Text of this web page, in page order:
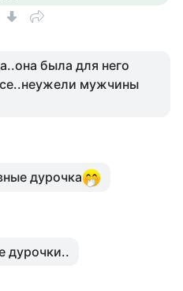
была для него
мужчины
дурочка
дурочки..